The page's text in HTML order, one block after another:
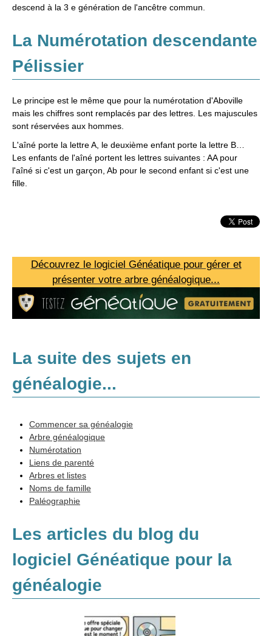
descend à la 3 e génération de l'ancêtre commun.
La Numérotation descendante
Pélissier
Le principe est le même que pour la numérotation d'Aboville
mais les chiffres sont remplacés par des lettres. Les majuscules
sont réservées aux hommes.
L'aîné porte la lettre A, le deuxième enfant porte la lettre B…
Les enfants de l'aîné portent les lettres suivantes : AA pour
l'aîné si c'est un garçon, Ab pour le second enfant si c'est une
fille.
Découvrez le logiciel Généatique pour gérer et
présenter votre arbre généalogique...
La suite des sujets en
généalogie...
Méthodologie
Annexes
Généalogie et Histoire
Commencer sa généalogie
Arbre généalogique
Numérotation
Liens de parenté
Arbres et listes
Noms de famille
Paléographie
Les articles du blog du
logiciel Généatique pour la
généalogie